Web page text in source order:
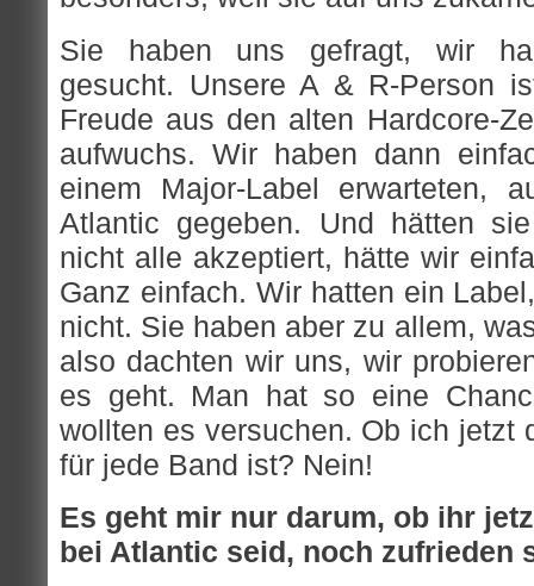
Sie haben uns gefragt, wir
gesucht. Unsere A & R-Person
Freude aus den alten Hardcore-
aufwuchs. Wir haben dann
einem Major-Label erwarteten,
Atlantic gegeben. Und hätten
nicht alle akzeptiert, hätte wir
Ganz einfach. Wir hatten ein
nicht. Sie haben aber zu allem,
also dachten wir uns, wir
es geht. Man hat so eine
wollten es versuchen. Ob ich jetzt
für jede Band ist? Nein!
Es geht mir nur darum, ob ihr
bei Atlantic seid, noch zufrieden